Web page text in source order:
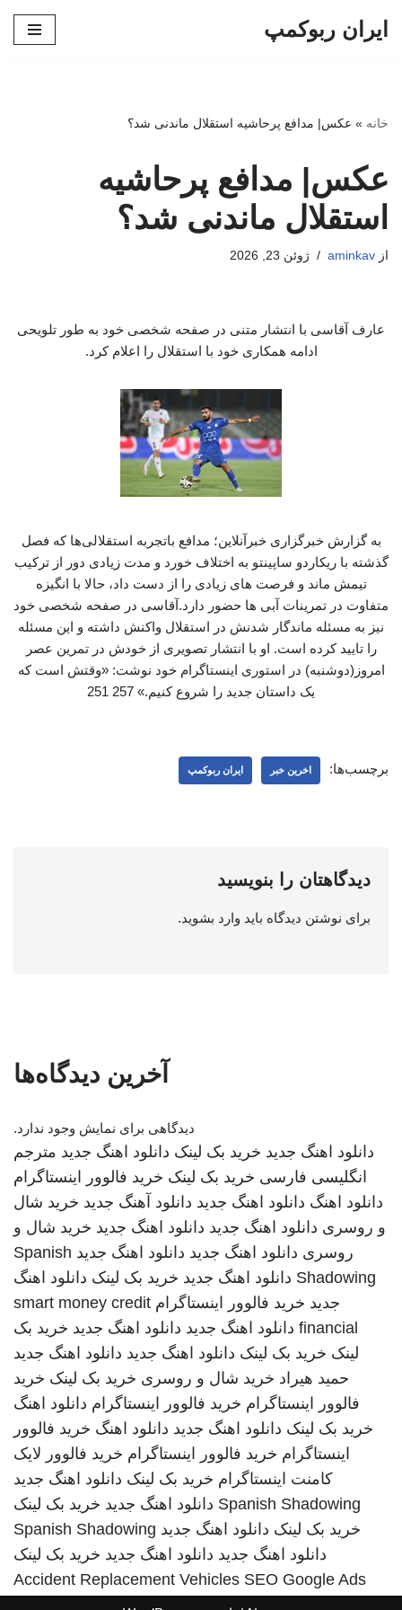
ایران ربوکمپ
خانه » عکس| مدافع پرحاشیه استقلال ماندنی شد؟
عکس| مدافع پرحاشیه
استقلال ماندنی شد؟
از aminkav ژوئن 23, 2026
عارف آقاسی با انتشار متنی در صفحه شخصی خود به طور تلویحی
ادامه همکاری خود با استقلال را اعلام کرد.
به گزارش خبرگزاری خبرآنلاین؛ مدافع باتجربه استقلالی‌ها که فصل
گذشته با ریکاردو ساپینتو به اختلاف خورد و مدت زیادی دور از ترکیب
تیمش ماند و فرصت های زیادی را از دست داد، حالا با انگیزه
متفاوت در تمرینات آبی ها حضور دارد.آقاسی در صفحه شخصی خود
نیز به مسئله ماندگار شدنش در استقلال واکنش داشته و این مسئله
را تایید کرده است. او با انتشار تصویری از خودش در تمرین عصر
امروز(دوشنبه) در استوری اینستاگرام خود نوشت: «وقتش است که
یک داستان جدید را شروع کنیم.» 257 251
برچسب‌ها: اخرین خبر ایران ربوکمپ
دیدگاهتان را بنویسید
برای نوشتن دیدگاه باید وارد بشوید.
آخرین دیدگاه‌ها
دیدگاهی برای نمایش وجود ندارد.
دانلود اهنگ جدید خرید بک لینک دانلود اهنگ جدید مترجم
انگلیسی فارسی خرید بک لینک خرید فالوور اینستاگرام
دانلود اهنگ دانلود اهنگ جدید دانلود آهنگ جدید خرید شال
و روسری دانلود اهنگ جدید دانلود اهنگ جدید خرید شال و
روسری دانلود اهنگ جدید دانلود اهنگ جدید Spanish
Shadowing دانلود اهنگ جدید خرید بک لینک دانلود اهنگ
جدید خرید فالوور اینستاگرام smart money credit
financial دانلود اهنگ جدید دانلود اهنگ جدید خرید بک
لینک خرید بک لینک دانلود اهنگ جدید دانلود اهنگ جدید
حمید هیراد خرید شال و روسری خرید بک لینک خرید
فالوور اینستاگرام خرید فالوور اینستاگرام دانلود اهنگ
خرید بک لینک دانلود اهنگ جدید دانلود اهنگ خرید فالوور
اینستاگرام خرید فالوور اینستاگرام خرید فالوور لایک
کامنت اینستاگرام خرید بک لینک دانلود اهنگ جدید
Spanish Shadowing دانلود اهنگ جدید خرید بک لینک
خرید بک لینک دانلود اهنگ جدید Spanish Shadowing
دانلود اهنگ جدید دانلود اهنگ جدید خرید بک لینک
Accident Replacement Vehicles SEO Google Ads